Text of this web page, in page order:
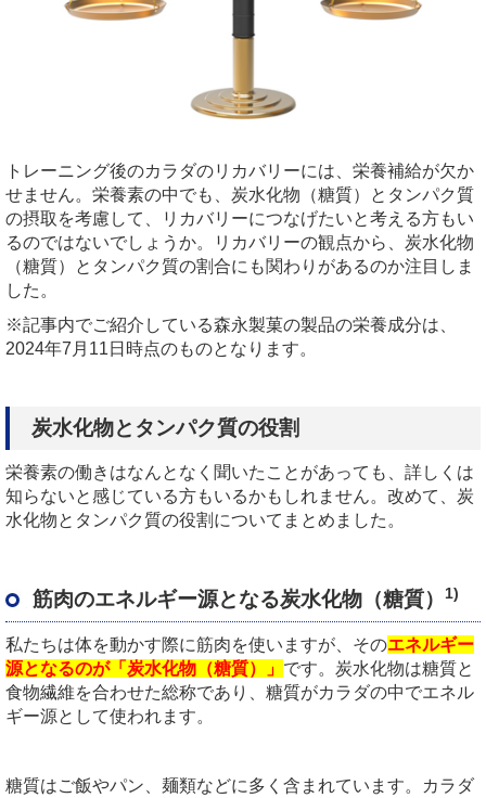
トレーニング後のカラダのリカバリーには、栄養補給が欠か
せません。栄養素の中でも、炭水化物（糖質）とタンパク質
の摂取を考慮して、リカバリーにつなげたいと考える方もい
るのではないでしょうか。リカバリーの観点から、炭水化物
（糖質）とタンパク質の割合にも関わりがあるのか注目しま
した。
※記事内でご紹介している森永製菓の製品の栄養成分は、
2024年7月11日時点のものとなります。
炭水化物とタンパク質の役割
栄養素の働きはなんとなく聞いたことがあっても、詳しくは
知らないと感じている方もいるかもしれません。改めて、炭
水化物とタンパク質の役割についてまとめました。
筋肉のエネルギー源となる炭水化物（糖質） 1)
私たちは体を動かす際に筋肉を使いますが、そのエネルギー
源となるのが「炭水化物（糖質）」 です。炭水化物は糖質と
食物繊維を合わせた総称であり、糖質がカラダの中でエネル
ギー源として使われます。
糖質はご飯やパン、麺類などに多く含まれています。カラダ